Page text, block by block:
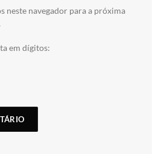
neste navegador para a próxima
em dígitos: